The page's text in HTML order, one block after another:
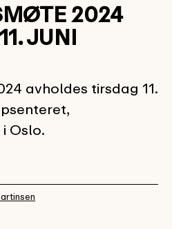
2024
JUNI
avholdes tirsdag 11.
Oslo.